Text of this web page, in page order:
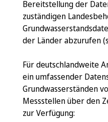
Bereitstellung der
zuständigen
der Länder abzurufen
Für deutschlandweite
ein umfassender
Grundwasserständen
Messstellen über den
zur Verfügung: